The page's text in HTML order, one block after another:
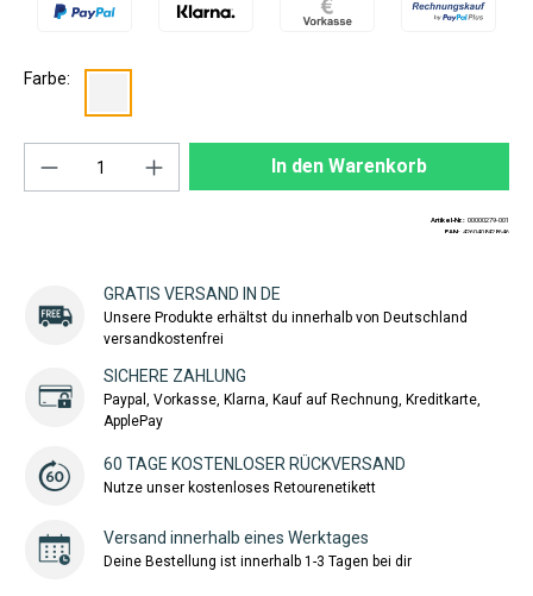
Farbe:
Produkt Anzahl: Gib den gewünschten
In den Warenkorb
Artikel-Nr.: 00000279-001
EAN: 4260408428646
GRATIS VERSAND IN DE
Unsere Produkte erhältst du innerhalb von Deutschland
versandkostenfrei
SICHERE ZAHLUNG
Paypal, Vorkasse, Klarna, Kauf auf Rechnung, Kreditkarte,
ApplePay
60 TAGE KOSTENLOSER RÜCKVERSAND
Nutze unser kostenloses Retourenetikett
Versand innerhalb eines Werktages
Deine Bestellung ist innerhalb 1-3 Tagen bei dir